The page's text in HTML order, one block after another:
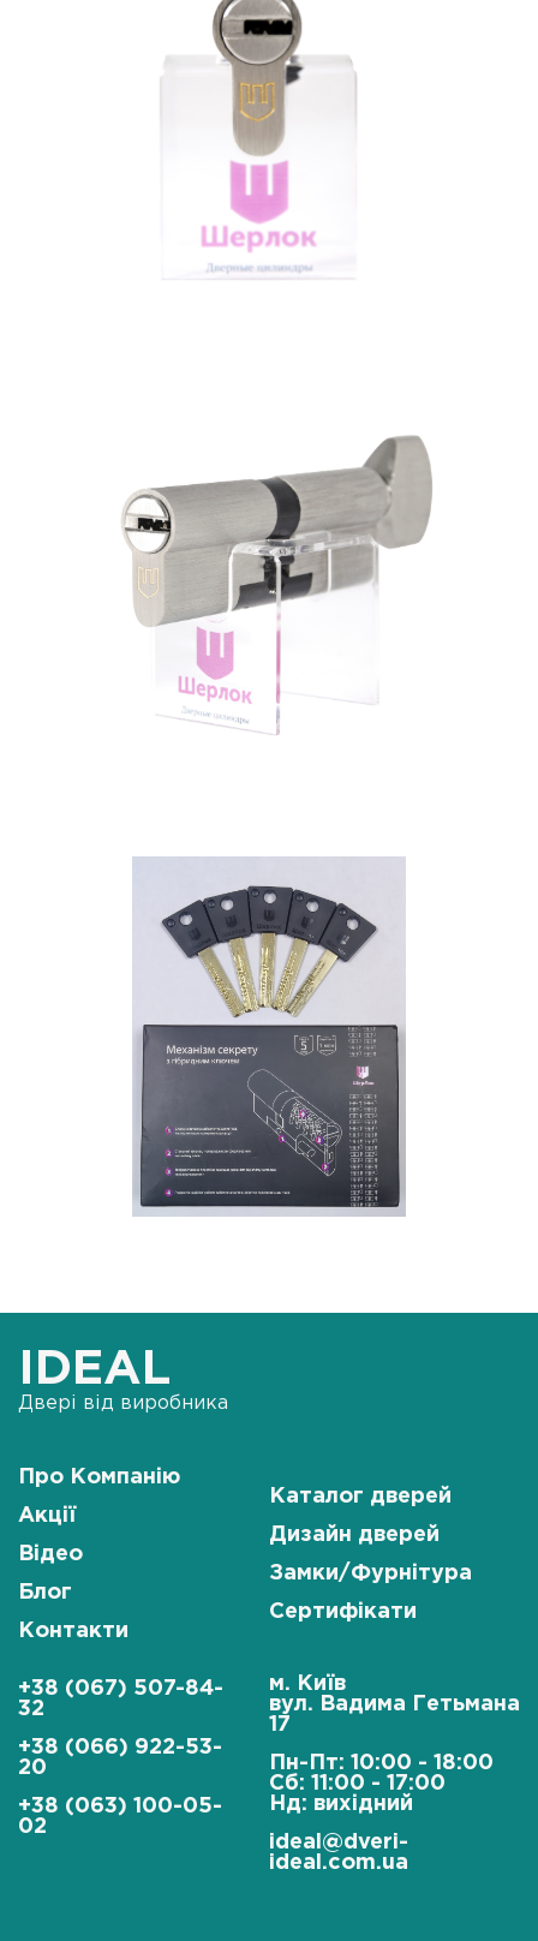
IDEAL
Двері від виробника
Про Компанію
Акції
Відео
Блог
Контакти
Каталог дверей
Дизайн дверей
Замки/Фурнітура
Сертифікати
+38 (067) 507-84-
32
+38 (066) 922-53-
20
+38 (063) 100-05-
02
м. Київ
вул. Вадима Гетьмана
17
Пн-Пт: 10:00 - 18:00
Сб: 11:00 - 17:00
Нд: вихідний
ideal@dveri-
ideal.com.ua